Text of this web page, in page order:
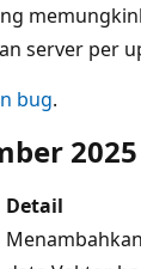
server per
bug.
2025
Detail